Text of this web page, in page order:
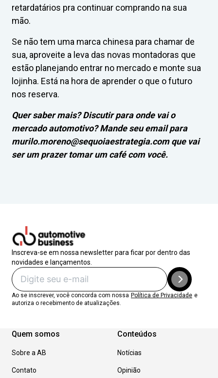
retardatários pra continuar comprando na sua
mão.
Se não tem uma marca chinesa para chamar de
sua, aproveite a leva das novas montadoras que
estão planejando entrar no mercado e monte sua
lojinha. Está na hora de aprender o que o futuro
nos reserva.
Quer saber mais? Discutir para onde vai o
mercado automotivo? Mande seu email para
murilo.moreno@sequoiaestrategia.comque vai
ser um prazer tomar um café com você.
Inscreva-se em nossa newsletter para ficar por dentro das
novidades e lançamentos.
Ao se inscrever, você concorda com nossa Política de Privacidade e
autoriza o recebimento de atualizações.
Quem somos
Sobre a AB
Contato
Conteúdos
Notícias
Opinião